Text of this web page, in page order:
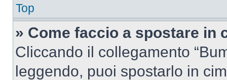
Top
» Come faccio a spostare in
Cliccando il collegamento
leggendo, puoi spostarlo in